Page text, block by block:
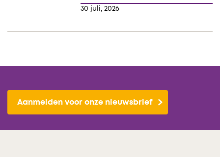
30 juli, 2026
Aanmelden voor onze nieuwsbrief